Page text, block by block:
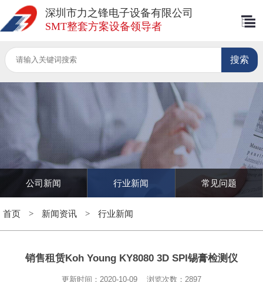
深圳市力之锋电子设备有限公司
SMT整套方案设备领导者
公司新闻 行业新闻 常见问题
首页 > 新闻资讯 > 行业新闻
销售租赁Koh Young KY8080 3D SPI锡膏检测仪
更新时间：2020-10-09 浏览次数： 2897